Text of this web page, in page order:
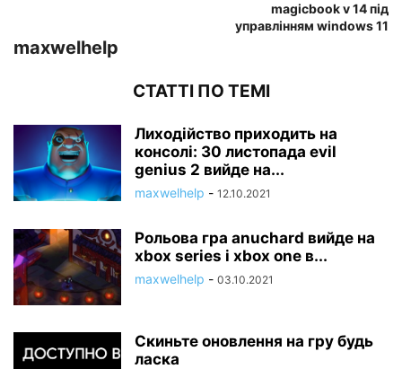
magicbook v 14 під
управлінням windows 11
maxwelhelp
СТАТТІ ПО ТЕМІ
Лиходійство приходить на
консолі: 30 листопада evil
genius 2 вийде на...
maxwelhelp - 12.10.2021
Рольова гра anuchard вийде на
xbox series і xbox one в...
maxwelhelp - 03.10.2021
Скиньте оновлення на гру будь
ласка